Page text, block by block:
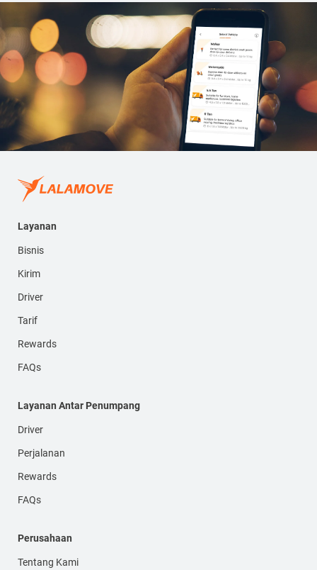
Layanan
Bisnis
Kirim
Driver
Tarif
Rewards
FAQs
Layanan Antar Penumpang
Driver
Perjalanan
Rewards
FAQs
Perusahaan
Tentang Kami